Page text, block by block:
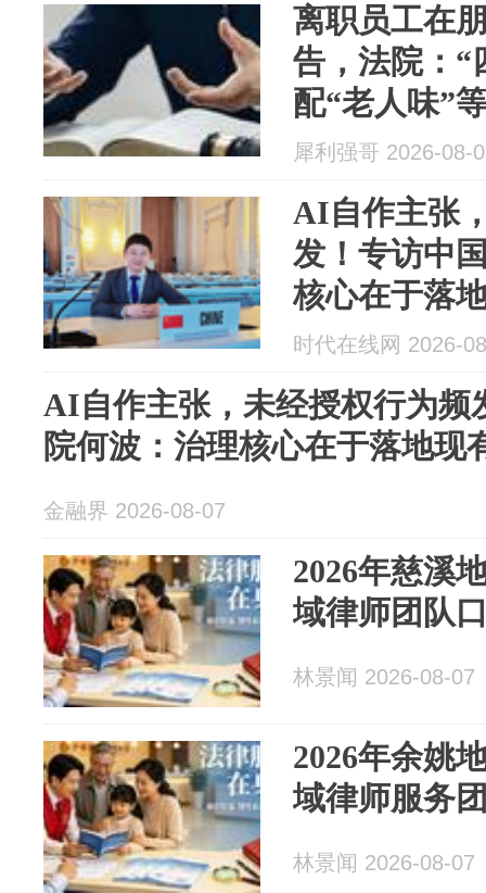
离职员工在
告，法院：“
配“老人味”
损的意味，
犀利强哥 2026-08-
AI自作主张
发！专访中
核心在于落
时代在线网 2026-
AI自作主张，未经授权行为频
院何波：治理核心在于落地现
金融界 2026-08-07
2026年慈溪
域律师团队
林景闻 2026-08-07
2026年余姚
域律师服务
林景闻 2026-08-07